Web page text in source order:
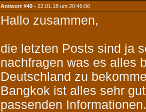
Antwort #40 - 22.01.18 um 20:46:06
Hallo zusammen,
die letzten Posts sind ja
nachfragen was es alles
Deutschland zu
Bangkok ist alles sehr
passenden Informationen.